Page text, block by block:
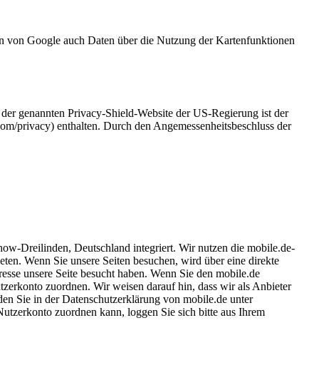
Google auch Daten über die Nutzung der Kartenfunktionen
genannten Privacy-Shield-Website der US-Regierung ist der
privacy) enthalten. Durch den Angemessenheitsbeschluss der
Dreilinden, Deutschland integriert. Wir nutzen die mobile.de-
Wenn Sie unsere Seiten besuchen, wird über eine direkte
unsere Seite besucht haben. Wenn Sie den mobile.de
zuordnen. Wir weisen darauf hin, dass wir als Anbieter
Sie in der Datenschutzerklärung von mobile.de unter
zuordnen kann, loggen Sie sich bitte aus Ihrem